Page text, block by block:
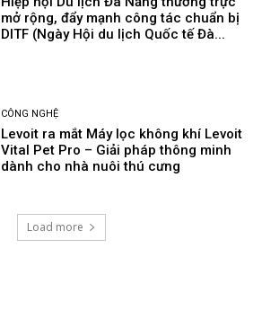
mở rộng, đẩy mạnh công tác chuẩn bị
DITF (Ngày Hội du lịch Quốc tế Đà...
CÔNG NGHỆ
Levoit ra mắt Máy lọc không khí Levoit
Vital Pet Pro – Giải pháp thông minh
dành cho nhà nuôi thú cưng
Load more